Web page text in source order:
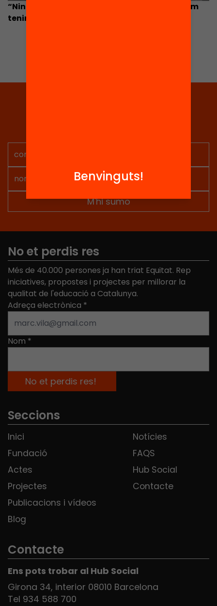
“Ningú vol fracassar, però no tothom sap com
tenir èxit”
No et perdis res
Més de 40.000 persones ja han triat Equitat. Rep
iniciatives, propostes i projectes per millorar la
qualitat de l'educació a Catalunya.
Adreça electrònica *
Nom *
Seccions
Inici
Fundació
Actes
Projectes
Publicacions i vídeos
Blog
Notícies
FAQS
Hub Social
Contacte
Contacte
Ens pots trobar al Hub Social
Girona 34, interior 08010 Barcelona
Tel 934 588 700
Benvinguts!